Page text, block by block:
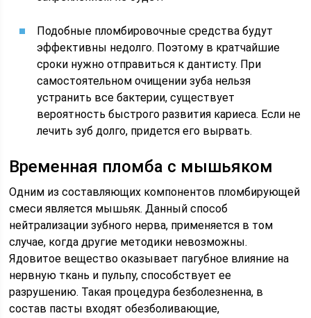
Подобные пломбировочные средства будут
эффективны недолго. Поэтому в кратчайшие
сроки нужно отправиться к дантисту. При
самостоятельном очищении зуба нельзя
устранить все бактерии, существует
вероятность быстрого развития кариеса. Если не
лечить зуб долго, придется его вырвать.
Временная пломба с мышьяком
Одним из составляющих компонентов пломбирующей
смеси является мышьяк. Данный способ
нейтрализации зубного нерва, применяется в том
случае, когда другие методики невозможны.
Ядовитое вещество оказывает пагубное влияние на
нервную ткань и пульпу, способствует ее
разрушению. Такая процедура безболезненна, в
состав пасты входят обезболивающие,